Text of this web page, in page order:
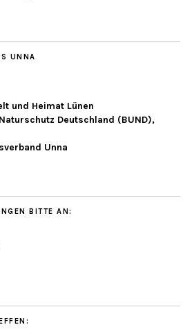
UNNA
und Heimat Lünen
Deutschland (BUND),
Unna
BITTE AN: